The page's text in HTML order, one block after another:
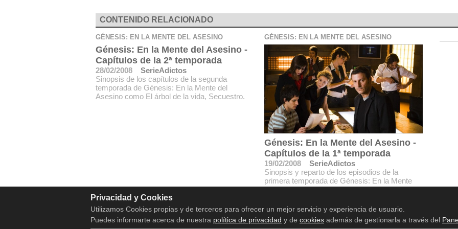
CONTENIDO RELACIONADO
GÉNESIS: EN LA MENTE DEL ASESINO
Génesis: En la Mente del Asesino -
Capítulos de la 2ª temporada
28/02/2008
SerieAdictos
Sinopsis de los capítulos de la segunda
temporada de Génesis: En la Mente del
Asesino como El árbol de la vida, Secuestro.
GÉNESIS: EN LA MENTE DEL ASESINO
Génesis: En la Mente del Asesino -
Capítulos de la 1ª temporada
19/02/2008
SerieAdictos
Sinopsis y reparto de los episodios de la
primera temporada de Génesis: En la Mente
Aviso legal
Privacidad y Cookies
Utilizamos Cookies propias y de terceros para ofrecer un mejor servicio y experiencia de usuario.
Puedes informarte acerca de nuestra política de privacidad y de cookiesademás de gestionarla a través del